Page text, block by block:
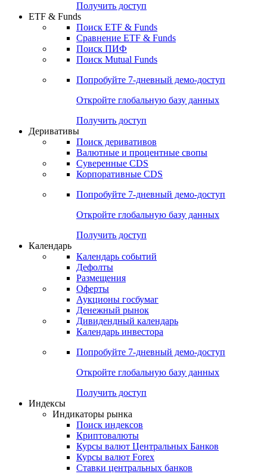
Получить доступ
ETF & Funds
Поиск ETF & Funds
Сравнение ETF & Funds
Поиск ПИФ
Поиск Mutual Funds
Попробуйте 7-дневный демо-доступ
Откройте глобальную базу данных
Получить доступ
Деривативы
Поиск деривативов
Валютные и процентные свопы
Суверенные CDS
Корпоративные CDS
Попробуйте 7-дневный демо-доступ
Откройте глобальную базу данных
Получить доступ
Календарь
Календарь событий
Дефолты
Размещения
Оферты
Аукционы госбумаг
Денежный рынок
Дивидендный календарь
Календарь инвестора
Попробуйте 7-дневный демо-доступ
Откройте глобальную базу данных
Получить доступ
Индексы
Индикаторы рынка
Поиск индексов
Криптовалюты
Курсы валют Центральных Банков
Курсы валют Forex
Ставки центральных банков